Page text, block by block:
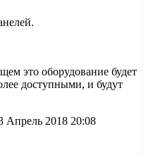
это оборудование будет
доступными, и будут
Апрель 2018 20:08